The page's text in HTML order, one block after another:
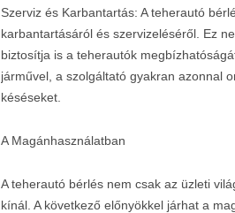
Szerviz és Karbantartás: A teherautó
karbantartásáról és szervizeléséről. Ez
biztosítja is a teherautók
járművel, a szolgáltató gyakran azonnal
késéseket.
A Magánhasználatban
A teherautó bérlés nem csak az üzleti
kínál. A következő előnyökkel járhat a